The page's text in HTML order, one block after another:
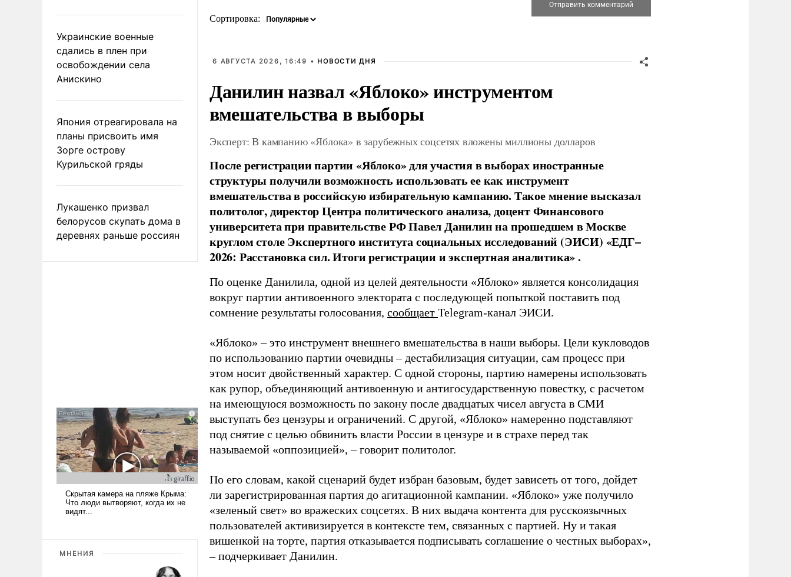
Украинские военные
сдались в плен при
освобождении села
Анискино
Япония отреагировала на
планы присвоить имя
Зорге острову
Курильской гряды
Лукашенко призвал
белорусов скупать дома в
деревнях раньше россиян
МНЕНИЯ
Сортировка:
6 АВГУСТА 2026, 16:49 • НОВОСТИ ДНЯ
Данилин назвал «Яблоко» инструментом
вмешательства в выборы
Эксперт: В кампанию «Яблока» в зарубежных соцсетях вложены миллионы долларов
После регистрации партии «Яблоко» для участия в выборах иностранные
структуры получили возможность использовать ее как инструмент
вмешательства в российскую избирательную кампанию. Такое мнение высказал
политолог, директор Центра политического анализа, доцент Финансового
университета при правительстве РФ Павел Данилин на прошедшем в Москве
круглом столе Экспертного института социальных исследований (ЭИСИ) «ЕДГ–
2026: Расстановка сил. Итоги регистрации и экспертная аналитика» .
По оценке Данилила, одной из целей деятельности «Яблоко» является консолидация
вокруг партии антивоенного электората с последующей попыткой поставить под
сомнение результаты голосования, сообщает Telegram-канал ЭИСИ.
«Яблоко» – это инструмент внешнего вмешательства в наши выборы. Цели кукловодов
по использованию партии очевидны – дестабилизация ситуации, сам процесс при
этом носит двойственный характер. С одной стороны, партию намерены использовать
как рупор, объединяющий антивоенную и антигосударственную повестку, с расчетом
на имеющуюся возможность по закону после двадцатых чисел августа в СМИ
выступать без цензуры и ограничений. С другой, «Яблоко» намеренно подставляют
под снятие с целью обвинить власти России в цензуре и в страхе перед так
называемой «оппозицией», – говорит политолог.
По его словам, какой сценарий будет избран базовым, будет зависеть от того, дойдет
ли зарегистрированная партия до агитационной кампании. «Яблоко» уже получило
«зеленый свет» во вражеских соцсетях. В них выдача контента для русскоязычных
пользователей активизируется в контексте тем, связанных с партией. Ну и такая
вишенкой на торте, партия отказывается подписывать соглашение о честных выборах»,
– подчеркивает Данилин.